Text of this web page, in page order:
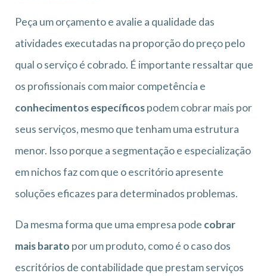
Peça um orçamento e avalie a qualidade das
atividades executadas na proporção do preço pelo
qual o serviço é cobrado. É importante ressaltar que
os profissionais com maior competência e
conhecimentos específicospodem cobrar mais por
seus serviços, mesmo que tenham uma estrutura
menor. Isso porque a segmentação e especialização
em nichos faz com que o escritório apresente
soluções eficazes para determinados problemas.
Da mesma forma que uma empresa pode cobrar
mais barato por um produto, como é o caso dos
escritórios de contabilidade que prestam serviços